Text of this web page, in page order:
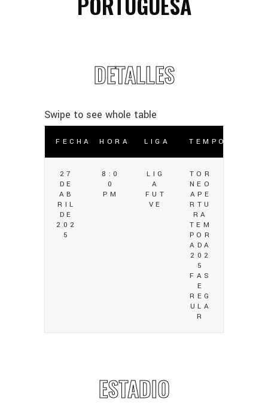
DETALLES
FECHA HORA LIGA TEMPORADA
27
DE
AB
RIL
DE
202
5
8:0
0
PM
LIG
A
FUT
VE
TOR
NEO
APE
RTU
RA
TEM
POR
ADA
202
5
FAS
E
REG
ULA
R
ESTADIO